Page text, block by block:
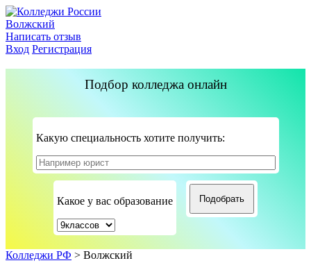
Волжский
Написать отзыв
Вход Регистрация
Подбор колледжа онлайн
Какую специальность хотите получить:
Какое у вас образование
Колледжи РФ > Волжский